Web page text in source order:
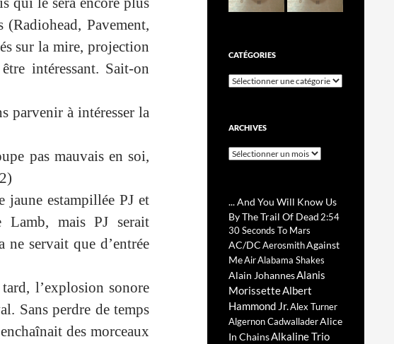
Pavement,
sur la mire, projection
intéressant. Sait-on
parvenir à intéresser la
pas mauvais en soi,
estampillée PJ et
Lamb, mais PJ serait
servait que d’entrée
l’explosion sonore
Sans perdre de temps
des morceaux
CATÉGORIES
Catégories
ARCHIVES
Archives
... And You Will Know Us
By The Trail Of Dead 2:54
30 Seconds To Mars
AC/DCAerosmithAgainst
MeAirAlabama Shakes
Alain JohannesAlanis
MorissetteAlbert
Hammond Jr.Alex Turner
Algernon CadwalladerAlice
In ChainsAlkaline Trio